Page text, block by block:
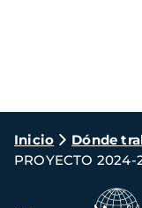
Ruta
de
navegación
Inicio Dónde
PROYECTO 2024-